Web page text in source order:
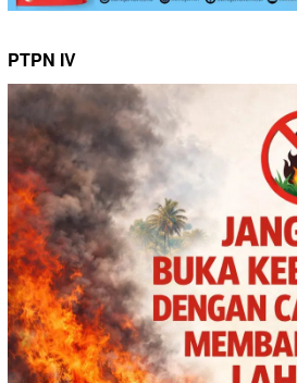
PTPN IV